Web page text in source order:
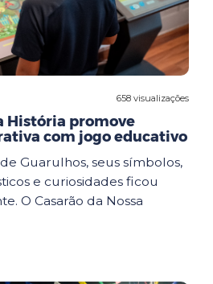
658 visualizações
História promove
com jogo educativo
Guarulhos, seus símbolos,
e curiosidades ficou
O Casarão da Nossa